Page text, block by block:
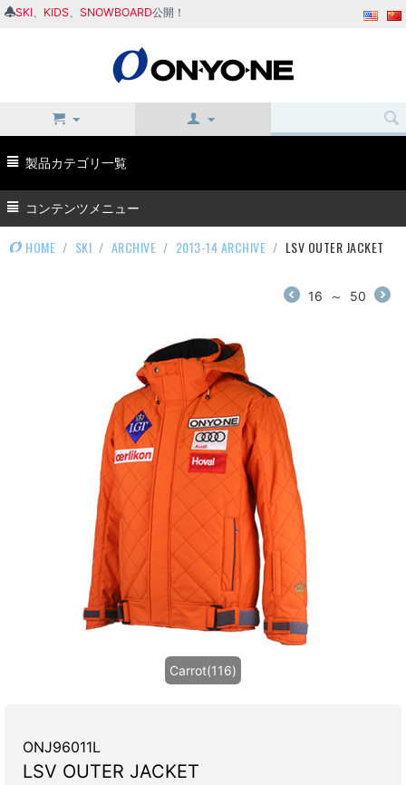
SKI KIDS SNOWBOARD公開！
製品カテゴリ一覧
コンテンツメニュー
HOME / SKI / ARCHIVE / 2013-14 ARCHIVE / LSV OUTER JACKET
16 ～ 50
Carrot(116)
ONJ96011L
LSV OUTER JACKET